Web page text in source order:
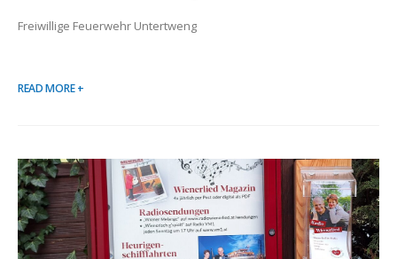
Freiwillige Feuerwehr Untertweng
READ MORE +